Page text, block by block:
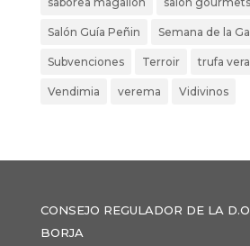
Salón Guía Peñin Semana de la
Subvenciones Terroir trufa
Vendimia verema Vidivinos
CONSEJO REGULADOR DE LA
BORJA